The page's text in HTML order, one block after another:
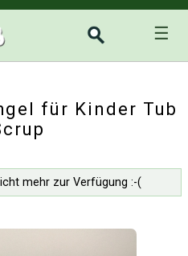
☰
für Kinder Tub
mehr zur Verfügung :-(